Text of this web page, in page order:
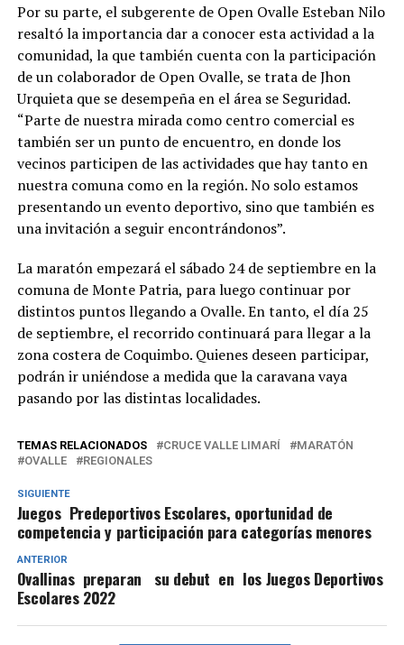
Por su parte, el subgerente de Open Ovalle Esteban Nilo
resaltó la importancia dar a conocer esta actividad a la
comunidad, la que también cuenta con la participación
de un colaborador de Open Ovalle, se trata de Jhon
Urquieta que se desempeña en el área se Seguridad.
“Parte de nuestra mirada como centro comercial es
también ser un punto de encuentro, en donde los
vecinos participen de las actividades que hay tanto en
nuestra comuna como en la región. No solo estamos
presentando un evento deportivo, sino que también es
una invitación a seguir encontrándonos”.
La maratón empezará el sábado 24 de septiembre en la
comuna de Monte Patria, para luego continuar por
distintos puntos llegando a Ovalle. En tanto, el día 25
de septiembre, el recorrido continuará para llegar a la
zona costera de Coquimbo. Quienes deseen participar,
podrán ir uniéndose a medida que la caravana vaya
pasando por las distintas localidades.
TEMAS RELACIONADOS CRUCE VALLE LIMARÍ
MARATÓN
OVALLE
REGIONALES
SIGUIENTE
Juegos Predeportivos Escolares, oportunidad de
competencia y participación para categorías menores
ANTERIOR
Ovallinas preparan su debut en los Juegos Deportivos
Escolares 2022